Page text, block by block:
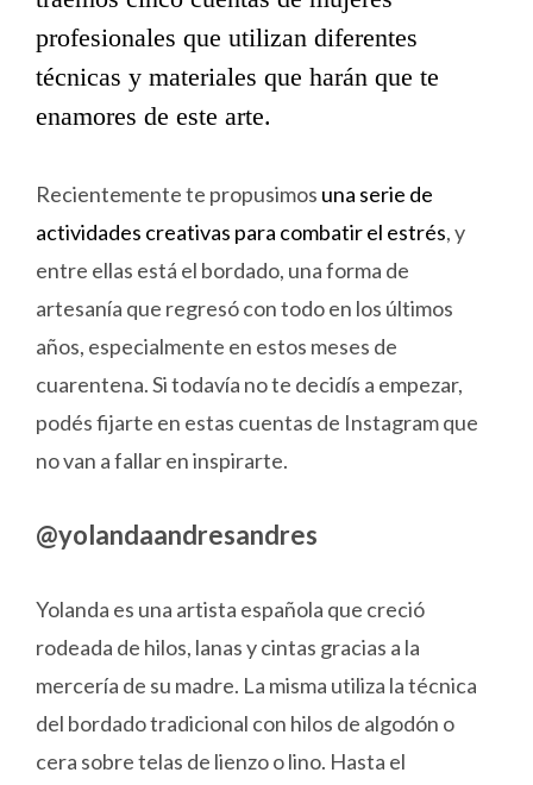
profesionales que utilizan diferentes
técnicas y materiales que harán que te
enamores de este arte.
Recientemente te propusimos una serie de
actividades creativas para combatir el estrés, y
entre ellas está el bordado, una forma de
artesanía que regresó con todo en los últimos
años, especialmente en estos meses de
cuarentena. Si todavía no te decidís a empezar,
podés fijarte en estas cuentas de Instagram que
no van a fallar en inspirarte.
@yolandaandresandres
Yolanda es una artista española que creció
rodeada de hilos, lanas y cintas gracias a la
mercería de su madre. La misma utiliza la técnica
del bordado tradicional con hilos de algodón o
cera sobre telas de lienzo o lino. Hasta el